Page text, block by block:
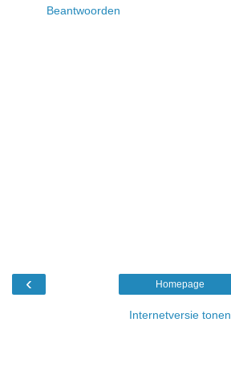
Beantwoorden
‹ Homepage
Internetversie tonen